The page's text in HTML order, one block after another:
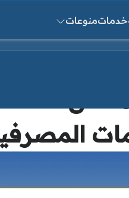
خدماتمنوعات